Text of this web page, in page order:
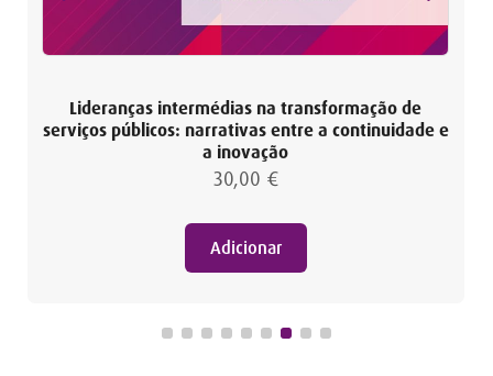
Lideranças intermédias na transformação de
serviços públicos: narrativas entre a continuidade e
a inovação
30,00 €
Adicionar